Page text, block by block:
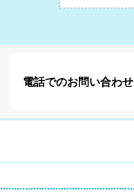
電話でのお問い合わせ